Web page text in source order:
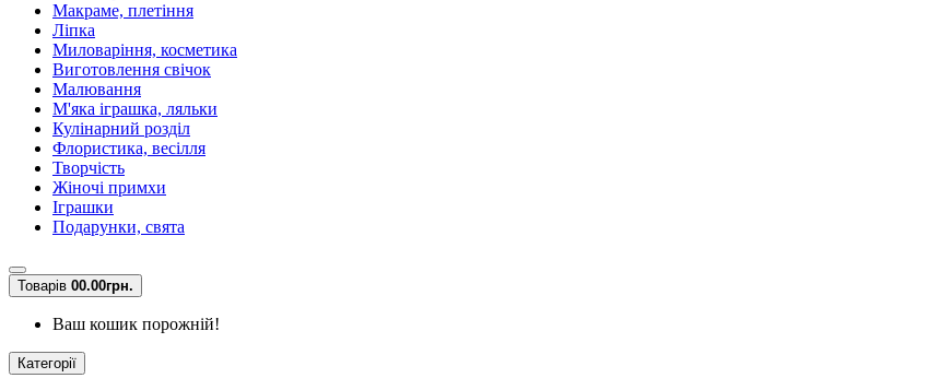
Макраме, плетіння
Ліпка
Миловаріння, косметика
Виготовлення свічок
Малювання
М'яка іграшка, ляльки
Кулінарний розділ
Флористика, весілля
Творчість
Жіночі примхи
Іграшки
Подарунки, свята
Товарів 00.00грн.
Ваш кошик порожній!
Категорії